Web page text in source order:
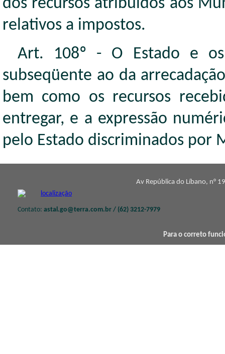
dos recursos atribuídos aos
relativos a impostos.
Art. 108º - O Estado e
subseqüente ao da
bem como os recursos
entregar, e a expressão
pelo Estado discriminados por
Av República do Líbano, n°
Contato: astal.go@terra.com.br / (62) 3212-7979
Para o correto